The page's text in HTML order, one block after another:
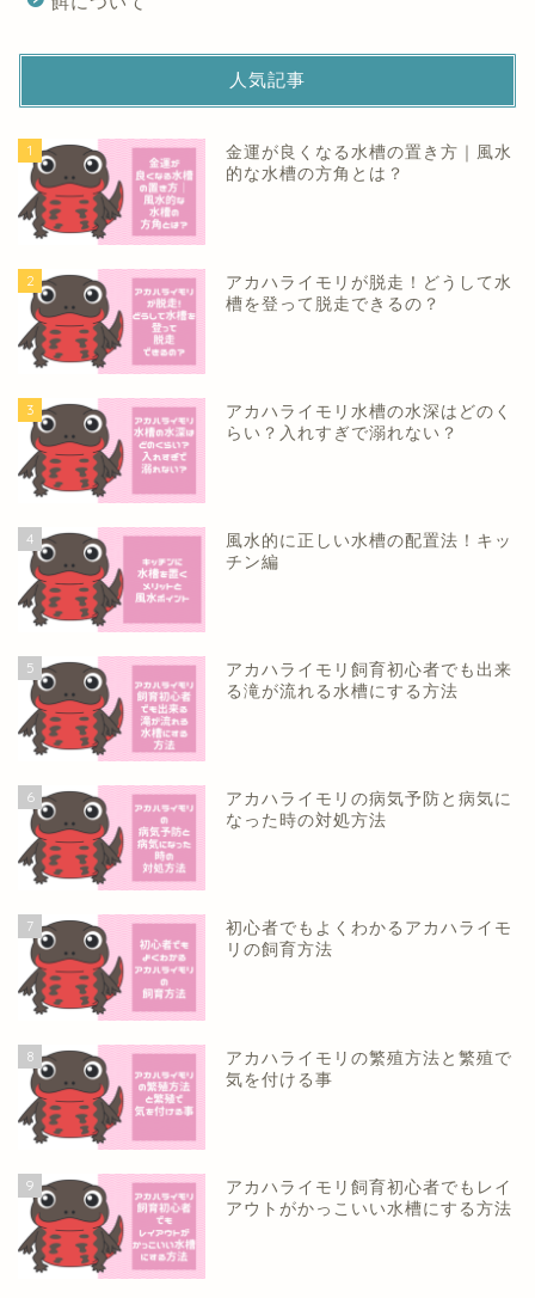
人気記事
1
金運が良くなる水槽の置き方｜風水
的な水槽の方角とは？
2
アカハライモリが脱走！どうして水
槽を登って脱走できるの？
3
アカハライモリ水槽の水深はどのく
らい？入れすぎで溺れない？
4
風水的に正しい水槽の配置法！キッ
チン編
5
アカハライモリ飼育初心者でも出来
る滝が流れる水槽にする方法
6
アカハライモリの病気予防と病気に
なった時の対処方法
7
初心者でもよくわかるアカハライモ
リの飼育方法
8
アカハライモリの繁殖方法と繁殖で
気を付ける事
9
アカハライモリ飼育初心者でもレイ
アウトがかっこいい水槽にする方法